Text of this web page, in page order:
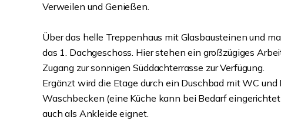
Verweilen und Genießen.
Über das helle Treppenhaus mit Glasbausteinen und
das 1. Dachgeschoss. Hier stehen ein großzügiges
Zugang zur sonnigen Süddachterrasse zur Verfügung.
Ergänzt wird die Etage durch ein Duschbad mit WC
Waschbecken (eine Küche kann bei Bedarf
auch als Ankleide eignet.